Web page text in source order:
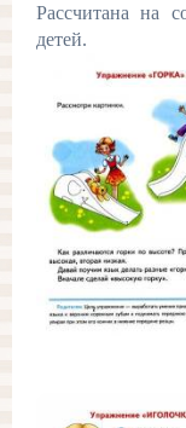
Рассчитана на
детей.